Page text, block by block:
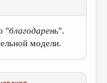
"благодарень".
модели.